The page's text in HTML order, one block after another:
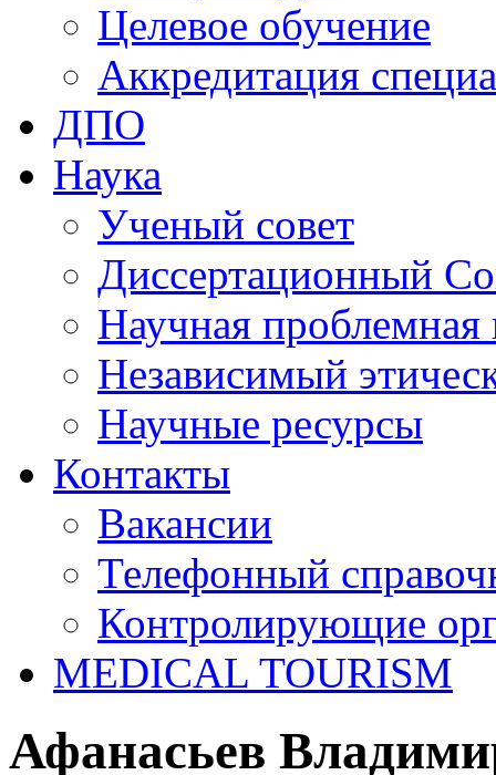
Целевое обучение
Аккредитация
ДПО
Наука
Ученый совет
Диссертационный
Научная проблемная
Независимый
Научные ресурсы
Контакты
Вакансии
Телефонный
Контролирующие
MEDICAL TOURISM
Афанасьев